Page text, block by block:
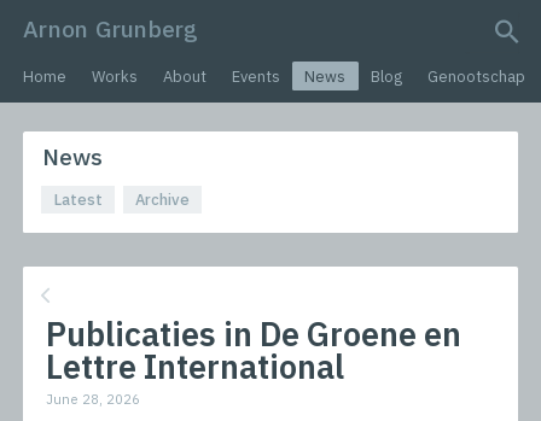
Arnon Grunberg
search query
Home Works About Events News Blog Genootschap
News
Latest Archive
Publicaties in De Groene en
Lettre International
June 28, 2026